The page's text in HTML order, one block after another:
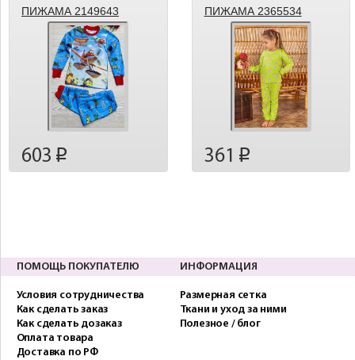
ПИЖАМА 2149643
603 p
ПИЖАМА 2365534
361 p
ПОМОЩЬ ПОКУПАТЕЛЮ
Условия сотрудничества
Как сделать заказ
Как сделать дозаказ
Оплата товара
Доставка по РФ
ИНФОРМАЦИЯ
Размерная сетка
Ткани и уход за ними
Полезное / блог